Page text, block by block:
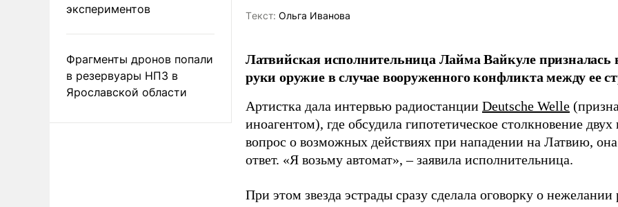
экспериментов
Фрагменты дронов попали
в резервуары НПЗ в
Ярославской области
Tекст: Ольга Иванова
Латвийская исполнительница Лайма Вайкуле призналась
руки оружие в случае вооруженного конфликта между ее
Артистка дала интервью радиостанции Deutsche Welle
иноагентом), где обсудила гипотетическое столкновение двух
вопрос о возможных действиях при нападении на Латвию,
ответ. «Я возьму автомат», – заявила исполнительница.
При этом звезда эстрады сразу сделала оговорку о нежелании